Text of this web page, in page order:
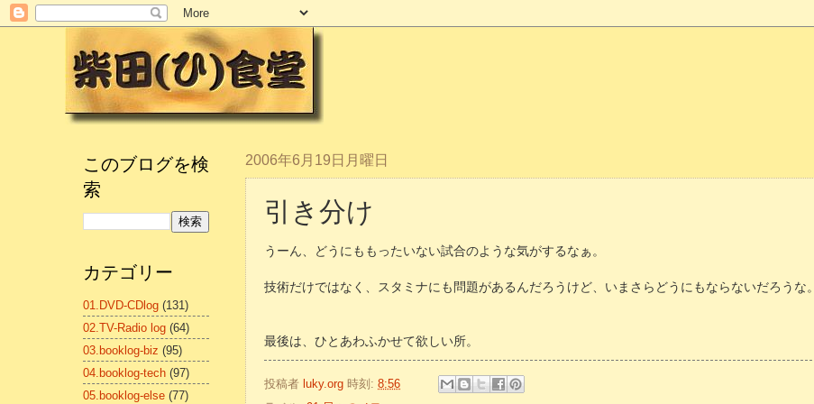
2006年6月19日月曜日
引き分け
うーん、どうにももったいない試合のような気がするなぁ。
技術だけではなく、スタミナにも問題があるんだろうけど、いまさらどうにもならないだろうな。
最後は、ひとあわふかせて欲しい所。
投稿者 luky.org 時刻: 8:56
このブログを検
索
カテゴリー
01.DVD-CDlog (131)
02.TV-Radio log (64)
03.booklog-biz (95)
04.booklog-tech (97)
05.booklog-else (77)